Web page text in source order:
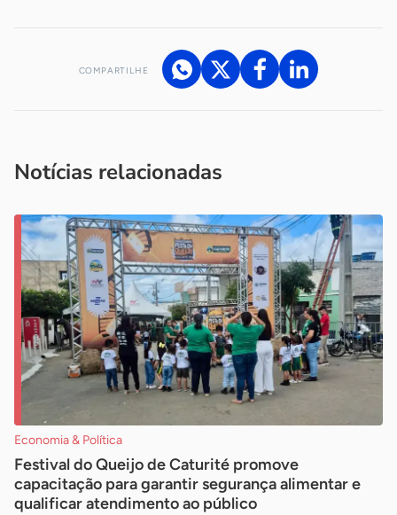
COMPARTILHE
Notícias relacionadas
Economia & Política
Festival do Queijo de Caturité promove
capacitação para garantir segurança alimentar e
qualificar atendimento ao público